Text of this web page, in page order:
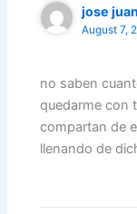
jose juan
August 7,
no saben
quedarme con
compartan de
llenando de